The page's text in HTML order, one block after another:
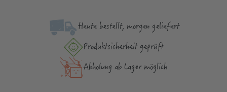
Heute bestellt, morgen geliefert
Produktsicher­heit geprüft
Abholung ab Lager möglich